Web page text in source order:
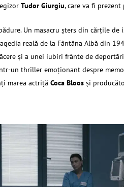
Tudor Giurgiu, care va fi
Un masacru șters din cărțile
reală de la Fântâna Albă din
și a unei iubiri frânte de
un thriller emoționant despre
marea actriţăCoca Bloos şi